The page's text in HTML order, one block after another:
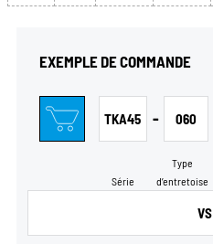
EXEMPLE DE COMMANDE
TKA45
Série
- 060
Type
d’entretoise
VS